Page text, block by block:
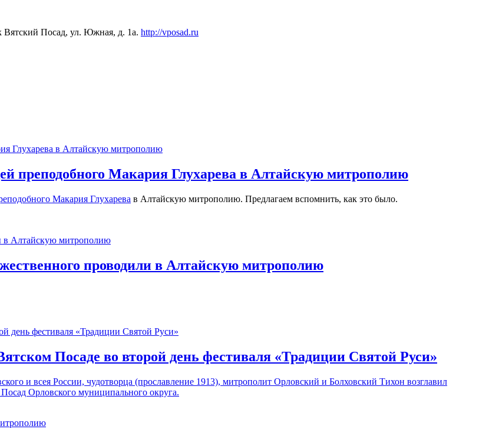
Вятский Посад, ул. Южная, д. 1а. http://vposad.ru
преподобного Макария Глухарева в Алтайскую митрополию
Макария Глухарева в Алтайскую митрополию. Предлагаем вспомнить, как это было.
проводили в Алтайскую митрополию
Посаде во второй день фестиваля «Традиции Святой Руси»
и всея России, чудотворца (прославление 1913), митрополит Орловский и Болховский Тихон возглавил
Орловского муниципального округа.